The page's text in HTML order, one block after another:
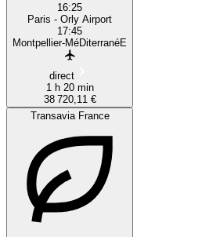
16:25
Paris - Orly Airport
17:45
Montpellier-MéDiterranéE
direct
1 h 20 min
38 720,11 €
Transavia France